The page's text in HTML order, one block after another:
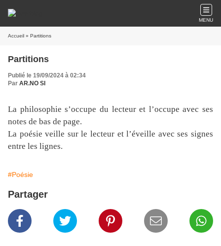
MENU
Accueil » Partitions
Partitions
Publié le 19/09/2024 à 02:34
Par AR.NO SI
La philosophie s’occupe du lecteur et l’occupe avec ses
notes de bas de page.
La poésie veille sur le lecteur et l’éveille avec ses signes
entre les lignes.
#Poésie
Partager